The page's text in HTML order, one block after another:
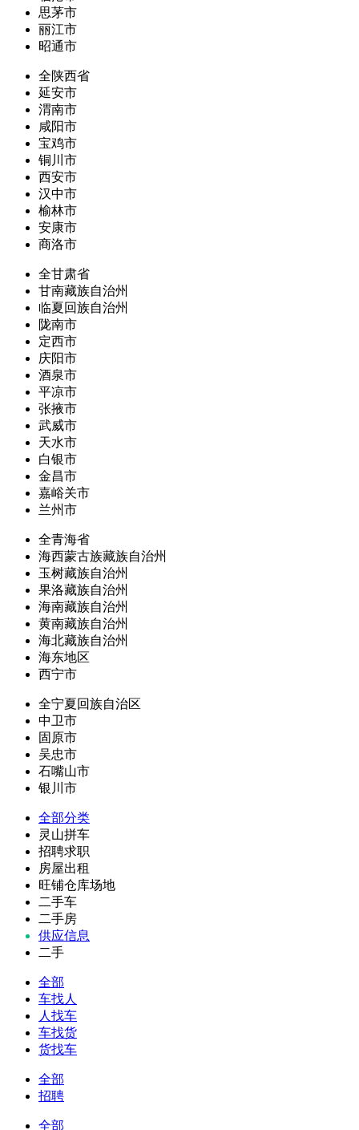
思茅市
丽江市
昭通市
全陕西省
延安市
渭南市
咸阳市
宝鸡市
铜川市
西安市
汉中市
榆林市
安康市
商洛市
全甘肃省
甘南藏族自治州
临夏回族自治州
陇南市
定西市
庆阳市
酒泉市
平凉市
张掖市
武威市
天水市
白银市
金昌市
嘉峪关市
兰州市
全青海省
海西蒙古族藏族自治州
玉树藏族自治州
果洛藏族自治州
海南藏族自治州
黄南藏族自治州
海北藏族自治州
海东地区
西宁市
全宁夏回族自治区
中卫市
固原市
吴忠市
石嘴山市
银川市
全部分类
灵山拼车
招聘求职
房屋出租
旺铺仓库场地
二手车
二手房
供应信息
二手
全部
车找人
人找车
车找货
货找车
全部
招聘
全部